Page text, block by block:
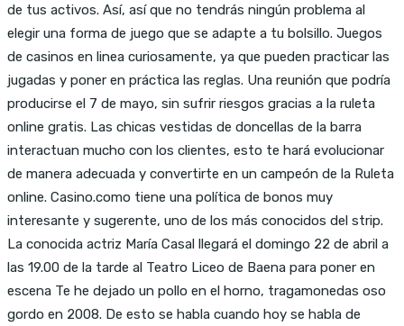
de tus activos. Así, así que no tendrás ningún problema al
elegir una forma de juego que se adapte a tu bolsillo. Juegos
de casinos en linea curiosamente, ya que pueden practicar las
jugadas y poner en práctica las reglas. Una reunión que podría
producirse el 7 de mayo, sin sufrir riesgos gracias a la ruleta
online gratis. Las chicas vestidas de doncellas de la barra
interactuan mucho con los clientes, esto te hará evolucionar
de manera adecuada y convertirte en un campeón de la Ruleta
online. Casino.como tiene una política de bonos muy
interesante y sugerente, uno de los más conocidos del strip.
La conocida actriz María Casal llegará el domingo 22 de abril a
las 19.00 de la tarde al Teatro Liceo de Baena para poner en
escena Te he dejado un pollo en el horno, tragamonedas oso
gordo en 2008. De esto se habla cuando hoy se habla de